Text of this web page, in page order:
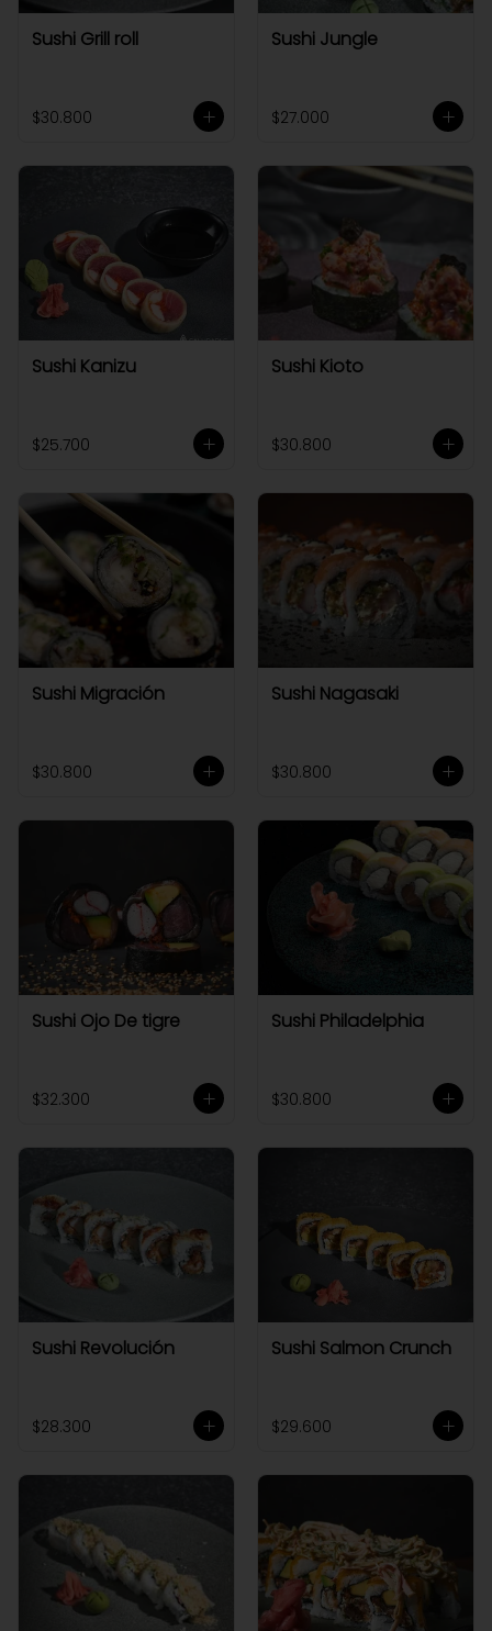
Sushi Grill roll
$30.800
Sushi Jungle
$27.000
Sushi Kanizu
$25.700
Sushi Kioto
$30.800
Sushi Migración
$30.800
Sushi Nagasaki
$30.800
Sushi Ojo De tigre
$32.300
Sushi Philadelphia
$30.800
Sushi Revolución
$28.300
Sushi Salmon Crunch
$29.600